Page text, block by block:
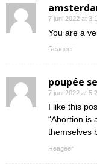
7 juni 2022 at
You are a
Reageer
poupée
7 juni 2022 at
I like this
“Abortion is
themselves
Reageer